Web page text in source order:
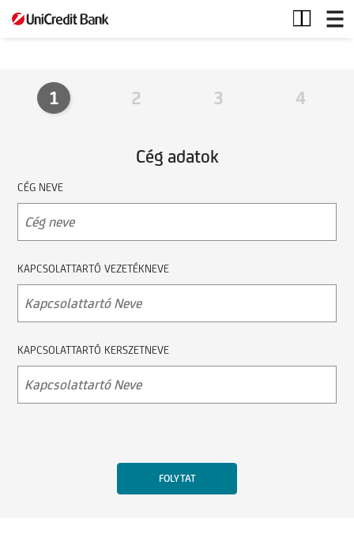
KKV
számla
1 2 3 4
Cég adatok
CÉG NEVE
KAPCSOLATTARTÓ VEZETÉKNEVE
KAPCSOLATTARTÓ KERSZETNEVE